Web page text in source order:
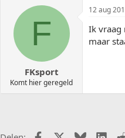
F
FKsport
Komt hier geregeld
12 aug
Ik vraag
maar